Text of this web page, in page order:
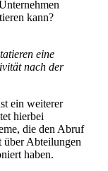
kann?
eine
nach der
ein weiterer
hierbei
die den Abruf
über Abteilungen
haben.